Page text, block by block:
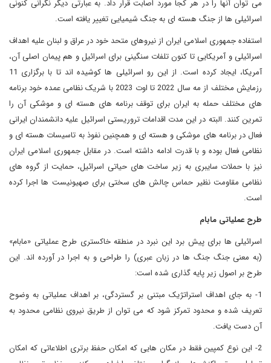
می توان آنها را در هر کجا مورد اصابت قرار داد. به عبارتی دیگر نگرانی کنونی
اسرائیلی ها از جنگ هسته ای به جنگ شیمیایی تغییر یافته است.
استفاده جمهوری اسلامی ایران از نیروهای متحد خود در عراق و لبنان علیه اهداف
اسرائیلی و آمریکایی تا کنون تلفات سنگینی برای اسرائیل و هم پیمان اصلی آن،
آمریکا، ایجاد کرده است. از این رو اسرائیلی ها کوشیده اند تا با برگزاری 11
رزمایش مختلف از مه سال 2022 تا اوت 2023 با شریک نظامی عمده خود برنامه
های مختلف حمله به ایران برای توقف برنامه های هسته ای و موشکی آن را
تمرین کنند. البته در این مدت اقدامات تروریستی اسرائیل علیه دانشمندان ایرانی
فعال در برنامه های موشکی و هسته ای و همچنین نفوذ به تاسیسات هسته ای و
نظامی فعال بوده و با قدرت ادامه داشته است. در مقابل جمهوری اسلامی ایران
نیز با حملات سایبری به زیر ساخت های حیاتی اسرائیل، حمایت از گروه های
نظامی مقاومت نظیر حماس چالش های سختی برای صهیونیست ها اجرا کرده
است.
طرح عملیاتی مابام
اسرائیلی ها برای پیش برد این نبرد در منطقه خاکستری طرح عملیاتی «مابام»
(به معنی جنگ جنگ ها در زبان عبری) را طراحی و به اجرا در آورده اند. این
طرح بر اصول زیر پایه گذاری شده است:
1- به جای اهداف استراتژیک مبتنی بر گستردگی، بر اهداف عملیاتی به وضوح
تعریف شده و محدود تمرکز شود که می توان از طریق نیروی نظامی محدود به
آن دست یافت.
2- این نوع کمپین فقط در مکان هایی که امکان حفظ برتری اطلاعاتی که امکان